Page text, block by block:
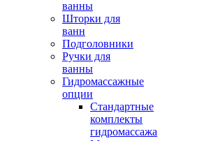
ванны
Шторки для
ванн
Подголовники
Ручки для
ванны
Гидромассажные
опции
Стандартные
комплекты
гидромассажа